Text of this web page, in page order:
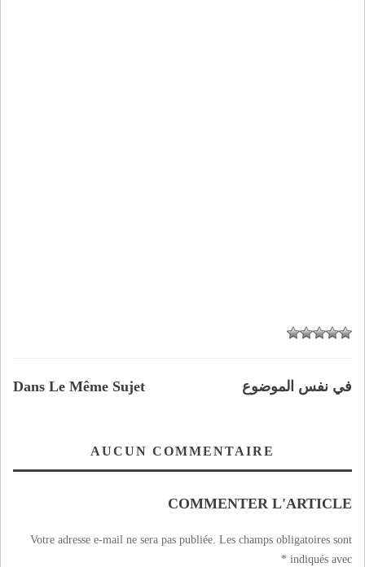
Dans Le Même Sujet في نفس الموضوع
AUCUN COMMENTAIRE
COMMENTER L'ARTICLE
Votre adresse e-mail ne sera pas publiée. Les champs obligatoires sont
indiqués avec
*